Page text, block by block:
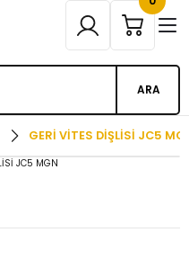
ARA
GERİ VİTES DİŞLİSİ JC5